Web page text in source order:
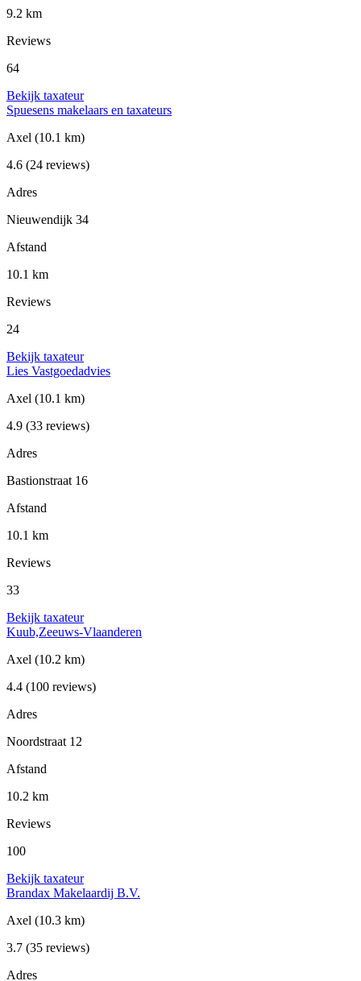
9.2 km
Reviews
64
Bekijk taxateur
Spuesens makelaars en taxateurs
Axel (10.1 km)
4.6 (24 reviews)
Adres
Nieuwendijk 34
Afstand
10.1 km
Reviews
24
Bekijk taxateur
Lies Vastgoedadvies
Axel (10.1 km)
4.9 (33 reviews)
Adres
Bastionstraat 16
Afstand
10.1 km
Reviews
33
Bekijk taxateur
Kuub,Zeeuws-Vlaanderen
Axel (10.2 km)
4.4 (100 reviews)
Adres
Noordstraat 12
Afstand
10.2 km
Reviews
100
Bekijk taxateur
Brandax Makelaardij B.V.
Axel (10.3 km)
3.7 (35 reviews)
Adres